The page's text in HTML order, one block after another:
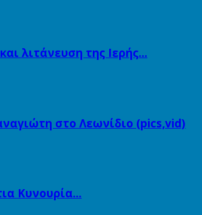
λιτάνευση της Ιερής…
στο Λεωνίδιο (pics,vid)
Κυνουρία…